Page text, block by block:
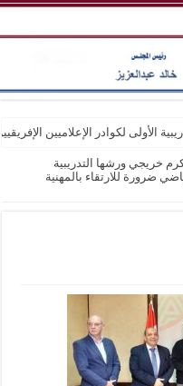
الأولى لكوادر الإعلاميين
خريجي ورشها التدريبية
ضرورة للارتقاء بالمهنية